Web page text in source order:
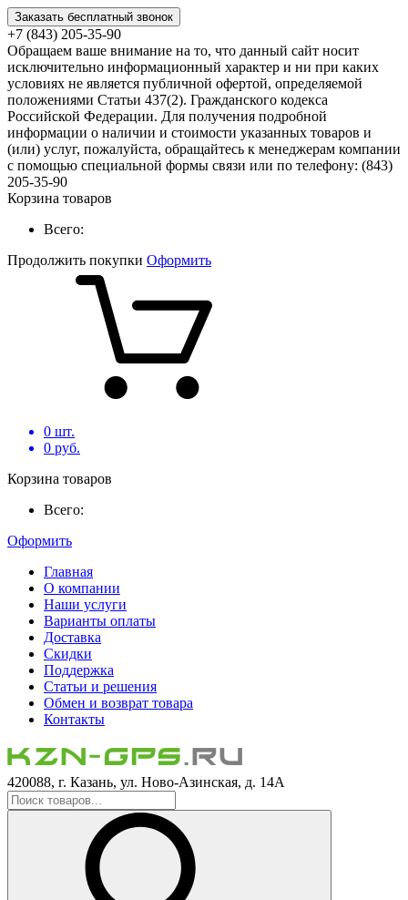
Заказать бесплатный звонок
+7 (843) 205-35-90
Обращаем ваше внимание на то, что данный сайт носит
исключительно информационный характер и ни при каких
условиях не является публичной офертой, определяемой
положениями Статьи 437(2). Гражданского кодекса
Российской Федерации. Для получения подробной
информации о наличии и стоимости указанных товаров и
(или) услуг, пожалуйста, обращайтесь к менеджерам компании
с помощью специальной формы связи или по телефону: (843)
205-35-90
Корзина товаров
Всего:
Продолжить покупки Оформить
0 шт.
0 руб.
Корзина товаров
Всего:
Оформить
Главная
О компании
Наши услуги
Варианты оплаты
Доставка
Скидки
Поддержка
Статьи и решения
Обмен и возврат товара
Контакты
420088, г. Казань, ул. Ново-Азинская, д. 14А